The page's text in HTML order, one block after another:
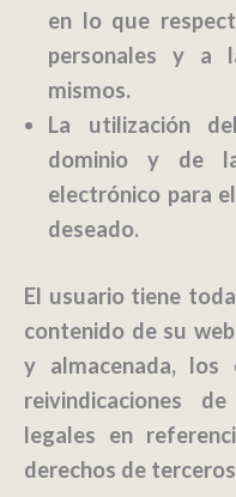
en lo que
personales y a
mismos.
La utilización
dominio y de
electrónico para
deseado.
El usuario tiene
contenido de su
y almacenada, los
reivindicaciones
legales en
derechos de